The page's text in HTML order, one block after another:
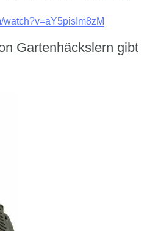
watch?v=aY5pisIm8zM
Gartenhäckslern gibt